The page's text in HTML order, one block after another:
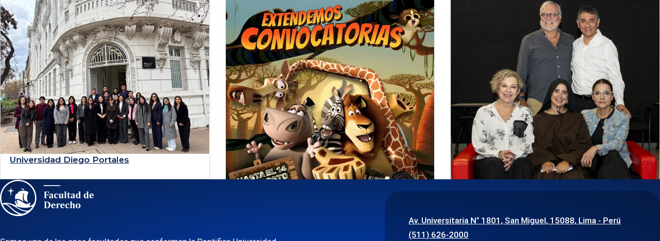
4 de agosto de 2026
Estudiantes de Derecho PUCP participan
en la Escuela de Invierno 2026 de la
Universidad Diego Portales
4 de agosto de 2026
Convocatoria 2026-2: Únete a la Comisión
Arte y Derecho
30 de julio de 2026
¡El teatro se apodera de Derecho PUCP! Ya
iniciaron los ensayos de «Dominga»
Av. Universitaria N° 1801, San Miguel, 15088, Lima - Perú
(511) 626-2000